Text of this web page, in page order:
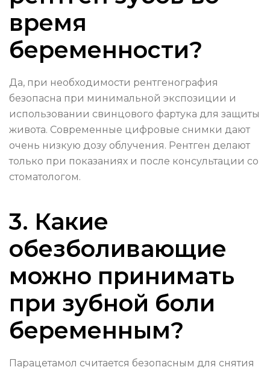
время
беременности?
Да, при необходимости рентгенография
безопасна при минимальной экспозиции и
использовании свинцового фартука для защиты
живота. Современные цифровые снимки дают
очень низкую дозу облучения. Рентген делают
только при показаниях и после консультации со
стоматологом.
3. Какие
обезболивающие
можно принимать
при зубной боли
беременным?
Парацетамол считается безопасным для снятия